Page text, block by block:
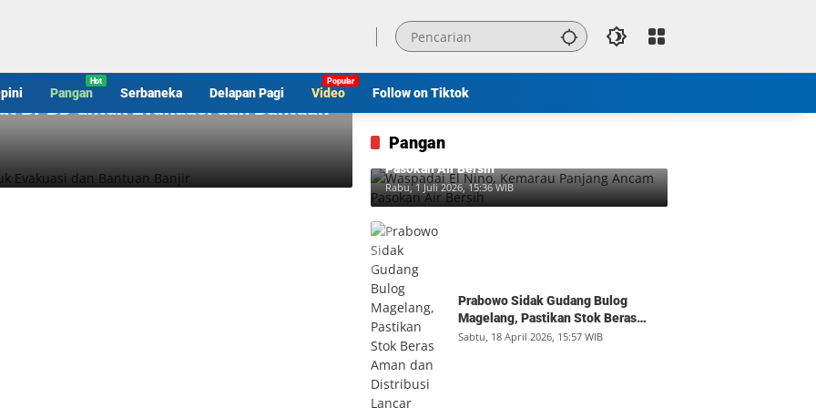
Pangan Serbaneka Delapan Pagi Video Follow on Tiktok
BPBD untuk Evakuasi dan Bantuan
Pangan
Waspadai El Nino, Kemarau Panjang Ancam
Pasokan Air Bersih
Rabu, 1 Juli 2026, 15:36 WIB
Prabowo Sidak Gudang Bulog
Magelang, Pastikan Stok Beras
Aman dan Distribusi Lancar
Sabtu, 18 April 2026, 15:57 WIB